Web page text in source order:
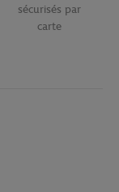
sécurisés par
carte